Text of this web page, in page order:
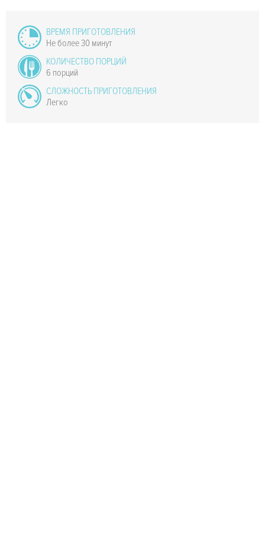
ВРЕМЯ ПРИГОТОВЛЕНИЯ
Не более 30 минут
КОЛИЧЕСТВО ПОРЦИЙ
6 порций
СЛОЖНОСТЬ ПРИГОТОВЛЕНИЯ
Легко